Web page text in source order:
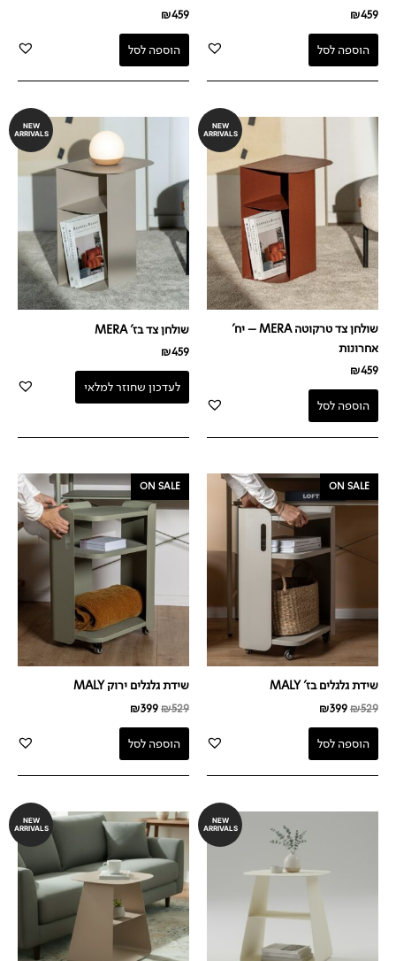
₪459
הוספה לסל
₪459
הוספה לסל
NEW
ARRIVALS
שולחן צד טרקוטה MERA – יח'
אחרונות
₪459
הוספה לסל
NEW
ARRIVALS
שולחן צד בז' MERA
₪459
לעדכון שחוזר למלאי
ON SALE
שידת גלגלים בז' MALY
₪529
המחיר
המקורי
היה:
₪529.
₪399
המחיר
הנוכחי
הוא:
₪399.
הוספה לסל
ON SALE
שידת גלגלים ירוק MALY
₪529
המחיר
המקורי
היה:
₪529.
₪399
המחיר
הנוכחי
הוא:
₪399.
הוספה לסל
NEW
ARRIVALS
NEW
ARRIVALS